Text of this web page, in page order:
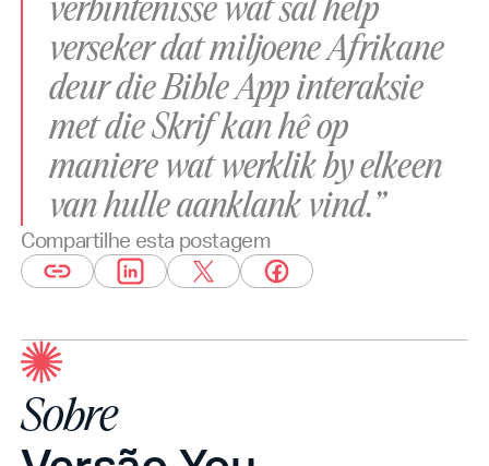
verbintenisse wat sal help
verseker dat miljoene Afrikane
deur die Bible App interaksie
met die Skrif kan hê op
maniere wat werklik by elkeen
van hulle aanklank vind.”
Compartilhe esta postagem
Sobre